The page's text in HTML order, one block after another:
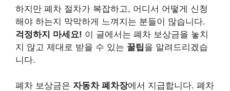
하지만 폐차 절차가 복잡하고, 어디서 어떻게 신청
해야 하는지 막막하게 느껴지는 분들이 많습니다.
걱정하지 마세요! 이 글에서는 폐차 보상금을 놓치
지 않고 제대로 받을 수 있는 꿀팁을 알려드리겠습
니다.
폐차 보상금은 자동차 폐차장에서 지급합니다. 폐차